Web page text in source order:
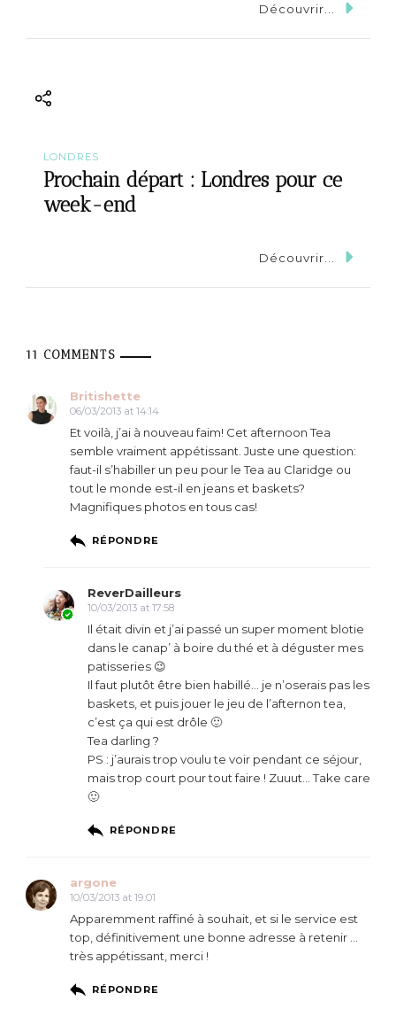
Découvrir...
LONDRES
Prochain départ : Londres pour ce
week-end
Découvrir...
11 COMMENTS
Britishette
06/03/2013 at 14:14
Et voilà, j’ai à nouveau faim! Cet afternoon Tea
semble vraiment appétissant. Juste une question:
faut-il s’habiller un peu pour le Tea au Claridge ou
tout le monde est-il en jeans et baskets?
Magnifiques photos en tous cas!
RÉPONDRE
ReverDailleurs
10/03/2013 at 17:58
Il était divin et j’ai passé un super moment blotie
dans le canap’ à boire du thé et à déguster mes
patisseries 😉
Il faut plutôt être bien habillé… je n’oserais pas les
baskets, et puis jouer le jeu de l’afternon tea,
c’est ça qui est drôle 🙂
Tea darling ?
PS : j’aurais trop voulu te voir pendant ce séjour,
mais trop court pour tout faire ! Zuuut… Take care
🙂
RÉPONDRE
argone
10/03/2013 at 19:01
Apparemment raffiné à souhait, et si le service est
top, définitivement une bonne adresse à retenir …
très appétissant, merci !
RÉPONDRE